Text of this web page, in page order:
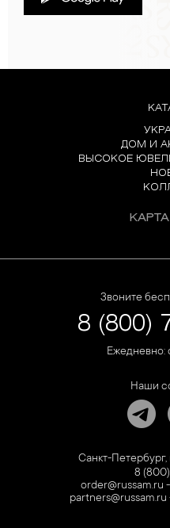
ДОМ И
ВЫСОКОЕ
Звоните
8 (800)
Ежедневно:
Наши
Санкт-
8
order@russam.ru